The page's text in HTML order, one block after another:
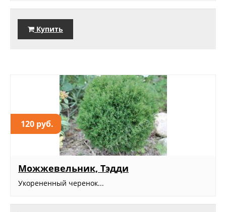
Купить
120 руб.
Можжевельник, Тэдди
Укорененный черенок...